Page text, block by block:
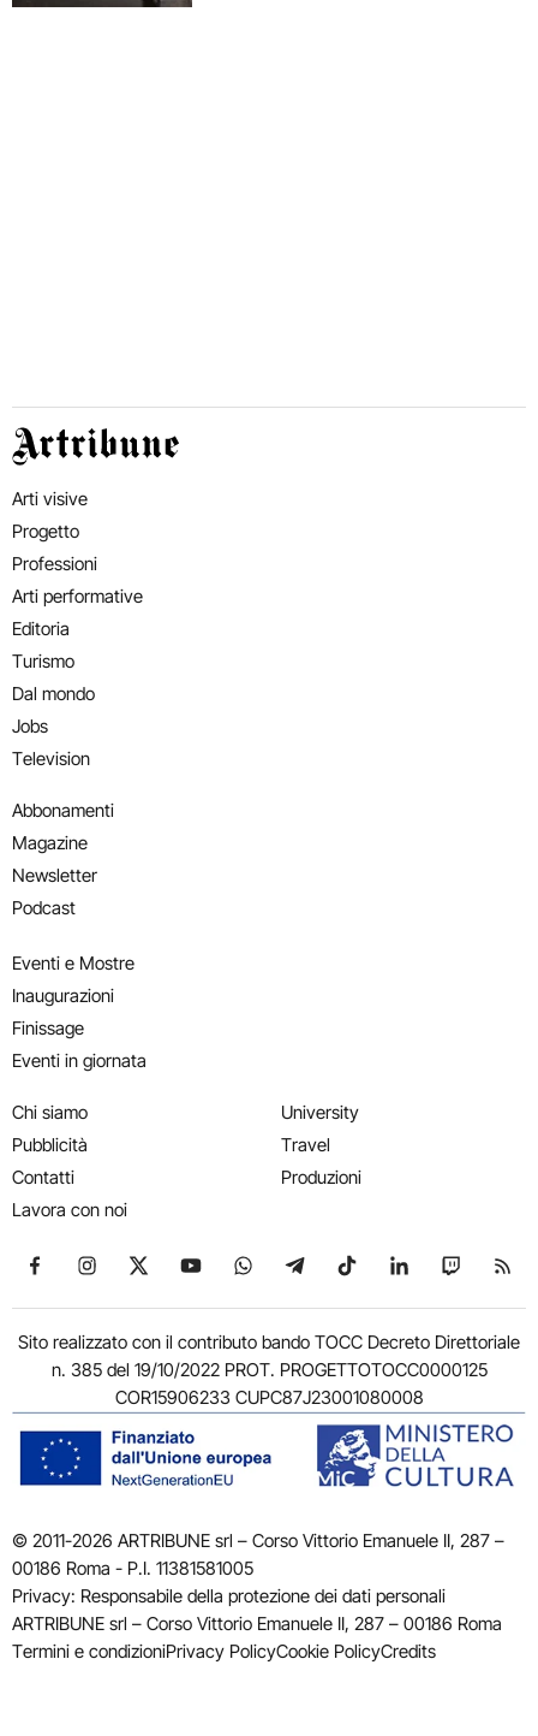
Artribune
Arti visive
Progetto
Professioni
Arti performative
Editoria
Turismo
Dal mondo
Jobs
Television
Abbonamenti
Magazine
Newsletter
Podcast
Eventi e Mostre
Inaugurazioni
Finissage
Eventi in giornata
Chi siamo
Pubblicità
Contatti
Lavora con noi
University
Travel
Produzioni
Seguici su Facebook
Seguici su Instagram
Seguici su X
Seguici su YouTube
Seguici su WhatsApp
Seguici su Telegram
Seguici su TikTok
Seguici su
Seguici
Sito realizzato con il contributo bando TOCC Decreto Direttoriale
n. 385 del 19/10/2022 PROT. PROGETTOTOCC0000125
COR15906233 CUPC87J23001080008
© 2011-2026 ARTRIBUNE srl – Corso Vittorio Emanuele II, 287 –
00186 Roma - P.I. 11381581005
Privacy: Responsabile della protezione dei dati personali
ARTRIBUNE srl – Corso Vittorio Emanuele II, 287 – 00186 Roma
Termini e condizioniPrivacy PolicyCookie PolicyCredits